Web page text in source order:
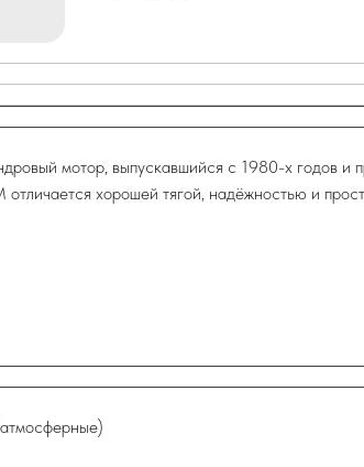
мотор, выпускавшийся с 1980-х годов и
хорошей тягой, надёжностью и